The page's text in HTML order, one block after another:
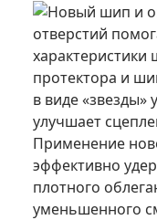
Новый шип и
отверстий
протектора и
в виде
улучшает
Применение
эффективно
плотного
уменьшенного